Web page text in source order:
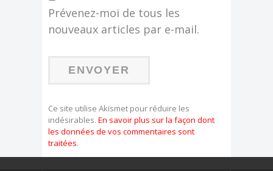
Prévenez-moi de tous les
nouveaux articles par e-mail.
Ce site utilise Akismet pour réduire les
indésirables. En savoir plus sur la façon dont
les données de vos commentaires sont
traitées.